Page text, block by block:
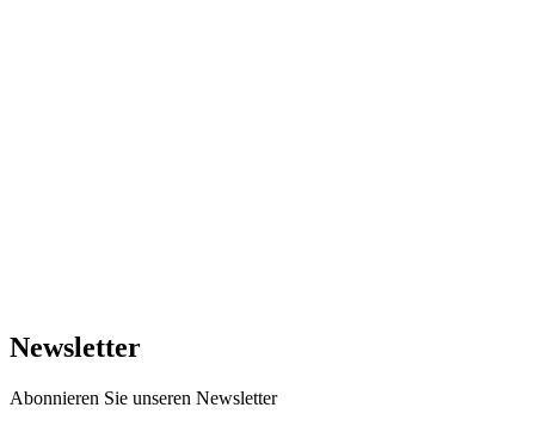
Newsletter
Abonnieren Sie unseren Newsletter